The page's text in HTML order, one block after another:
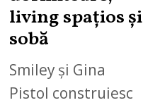
living spațios și
sobă
Smiley și Gina
Pistol construiesc